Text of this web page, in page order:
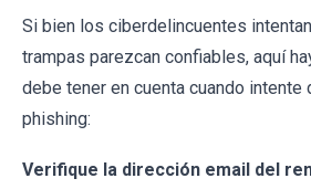
Si bien los ciberdelincuentes
trampas parezcan confiables, aquí
debe tener en cuenta cuando intente
phishing:
Verifique la dirección email del